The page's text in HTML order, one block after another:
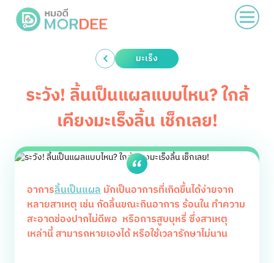
มะเร็ง
ระวัง! ลิ้นเป็นแผลแบบไหน? ใกล้
เคียงมะเร็งลิ้น เช็กเลย!
อาการลิ้นเป็นแผลมักเป็นอาการที่เกิดขึ้นได้ง่ายจาก
หลายสาเหตุ เช่น กัดลิ้นขณะกินอาการ ร้อนใน ทำความ
สะอาดช่องปากไม่ดีพอ หรือการสูบบุหรี่ ซึ่งสาเหตุ
เหล่านี้ สามารถหายเองได้ หรือใช้เวลารักษาไม่นาน